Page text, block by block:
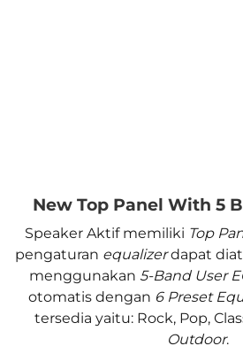
New Top Panel With 5
Speaker Aktif memiliki Top
pengaturan equalizerdapat
menggunakan 5-Band User
otomatis dengan 6 Preset
tersedia yaitu: Rock, Pop,
Outdoor.